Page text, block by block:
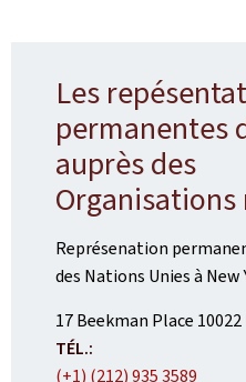
Les
permanentes
auprès des
Représenation
des Nations Unies à New
ADRESSE
:
17 Beekman Place 10022
TÉL.:
(+1) (212) 935 3589